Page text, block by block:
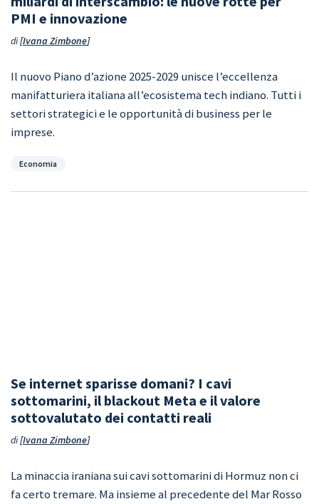
PMI e innovazione
di Ivana Zimbone
Il nuovo Piano d’azione 2025-2029 unisce l’eccellenza
manifatturiera italiana all’ecosistema tech indiano. Tutti i
settori strategici e le opportunità di business per le
imprese.
Categorie
Economia
Se internet sparisse domani? I cavi
sottomarini, il blackout Meta e il valore
sottovalutato dei contatti reali
di Ivana Zimbone
La minaccia iraniana sui cavi sottomarini di Hormuz non ci
fa certo tremare. Ma insieme al precedente del Mar Rosso